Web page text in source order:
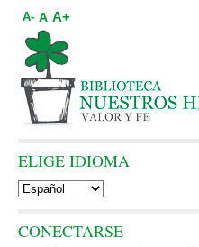
A- A A+
ELIGE IDIOMA
CONECTARSE